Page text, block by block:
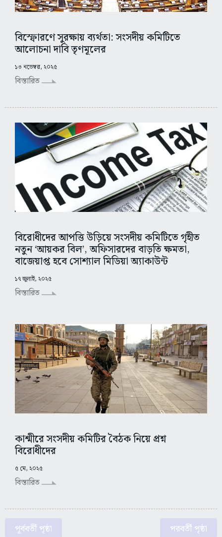
বিস্ফোরণে সুরক্ষায় ব্যর্থতা: সংসদীয় কমিটিতে
আলোচনা দাবি তৃণমূলের
১৩ নভেম্বর, ২০২৫
বিস্তারিত
বিরোধীদের আপত্তি উড়িয়ে সংসদীয় কমিটিতে গৃহীত
নতুন ‘আয়কর বিল’, অফিসারদের বাড়তি ক্ষমতা,
বাজেয়াপ্ত হবে সোশ্যাল মিডিয়া অ্যাকাউন্ট
১৭ জুলাই, ২০২৫
বিস্তারিত
কাশ্মীরে সংসদীয় কমিটির বৈঠক নিয়ে প্রশ্ন
বিরোধীদের
৫ মে, ২০২৫
বিস্তারিত
পূর্ববর্তী পৃষ্ঠা পরবর্তী পৃষ্ঠা